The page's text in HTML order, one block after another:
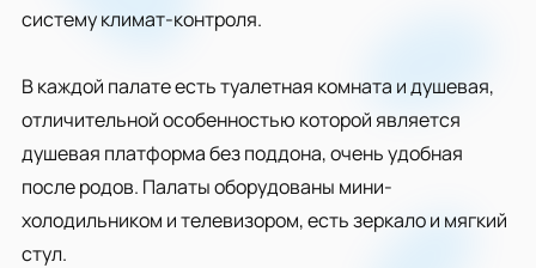
систему климат-контроля.
В каждой палате есть туалетная комната и душевая,
отличительной особенностью которой является
душевая платформа без поддона, очень удобная
после родов. Палаты оборудованы мини-
холодильником и телевизором, есть зеркало и мягкий
стул.